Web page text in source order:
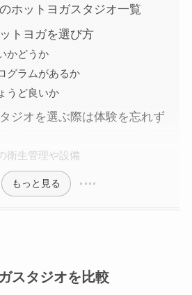
ホットヨガスタジオ一覧
トヨガを選び方
かどうか
グラムがあるか
うど良いか
ジオを選ぶ際は体験を忘れず
衛生管理や設備
もっと見る
スタジオを比較